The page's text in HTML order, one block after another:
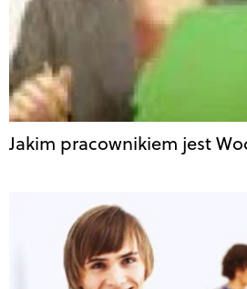
Jakim pracownikiem jest